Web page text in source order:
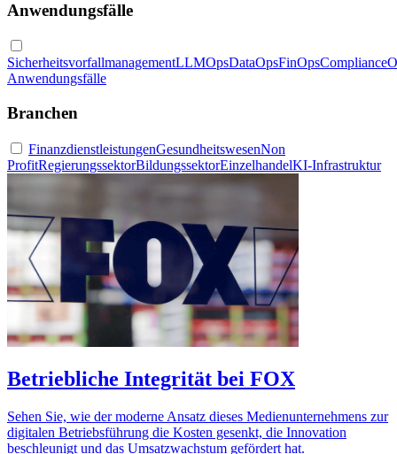
Anwendungsfälle
SicherheitsvorfallmanagementLLMOpsDataOpsFinOps
Anwendungsfälle
Branchen
FinanzdienstleistungenGesundheitswesenNon
ProfitRegierungssektorBildungssektorEinzelhandelKI-Infrastruktur
Betriebliche Integrität bei FOX
Sehen Sie, wie der moderne Ansatz dieses Medienunternehmens zur
digitalen Betriebsführung die Kosten gesenkt, die Innovation
beschleunigt und das Umsatzwachstum gefördert hat.